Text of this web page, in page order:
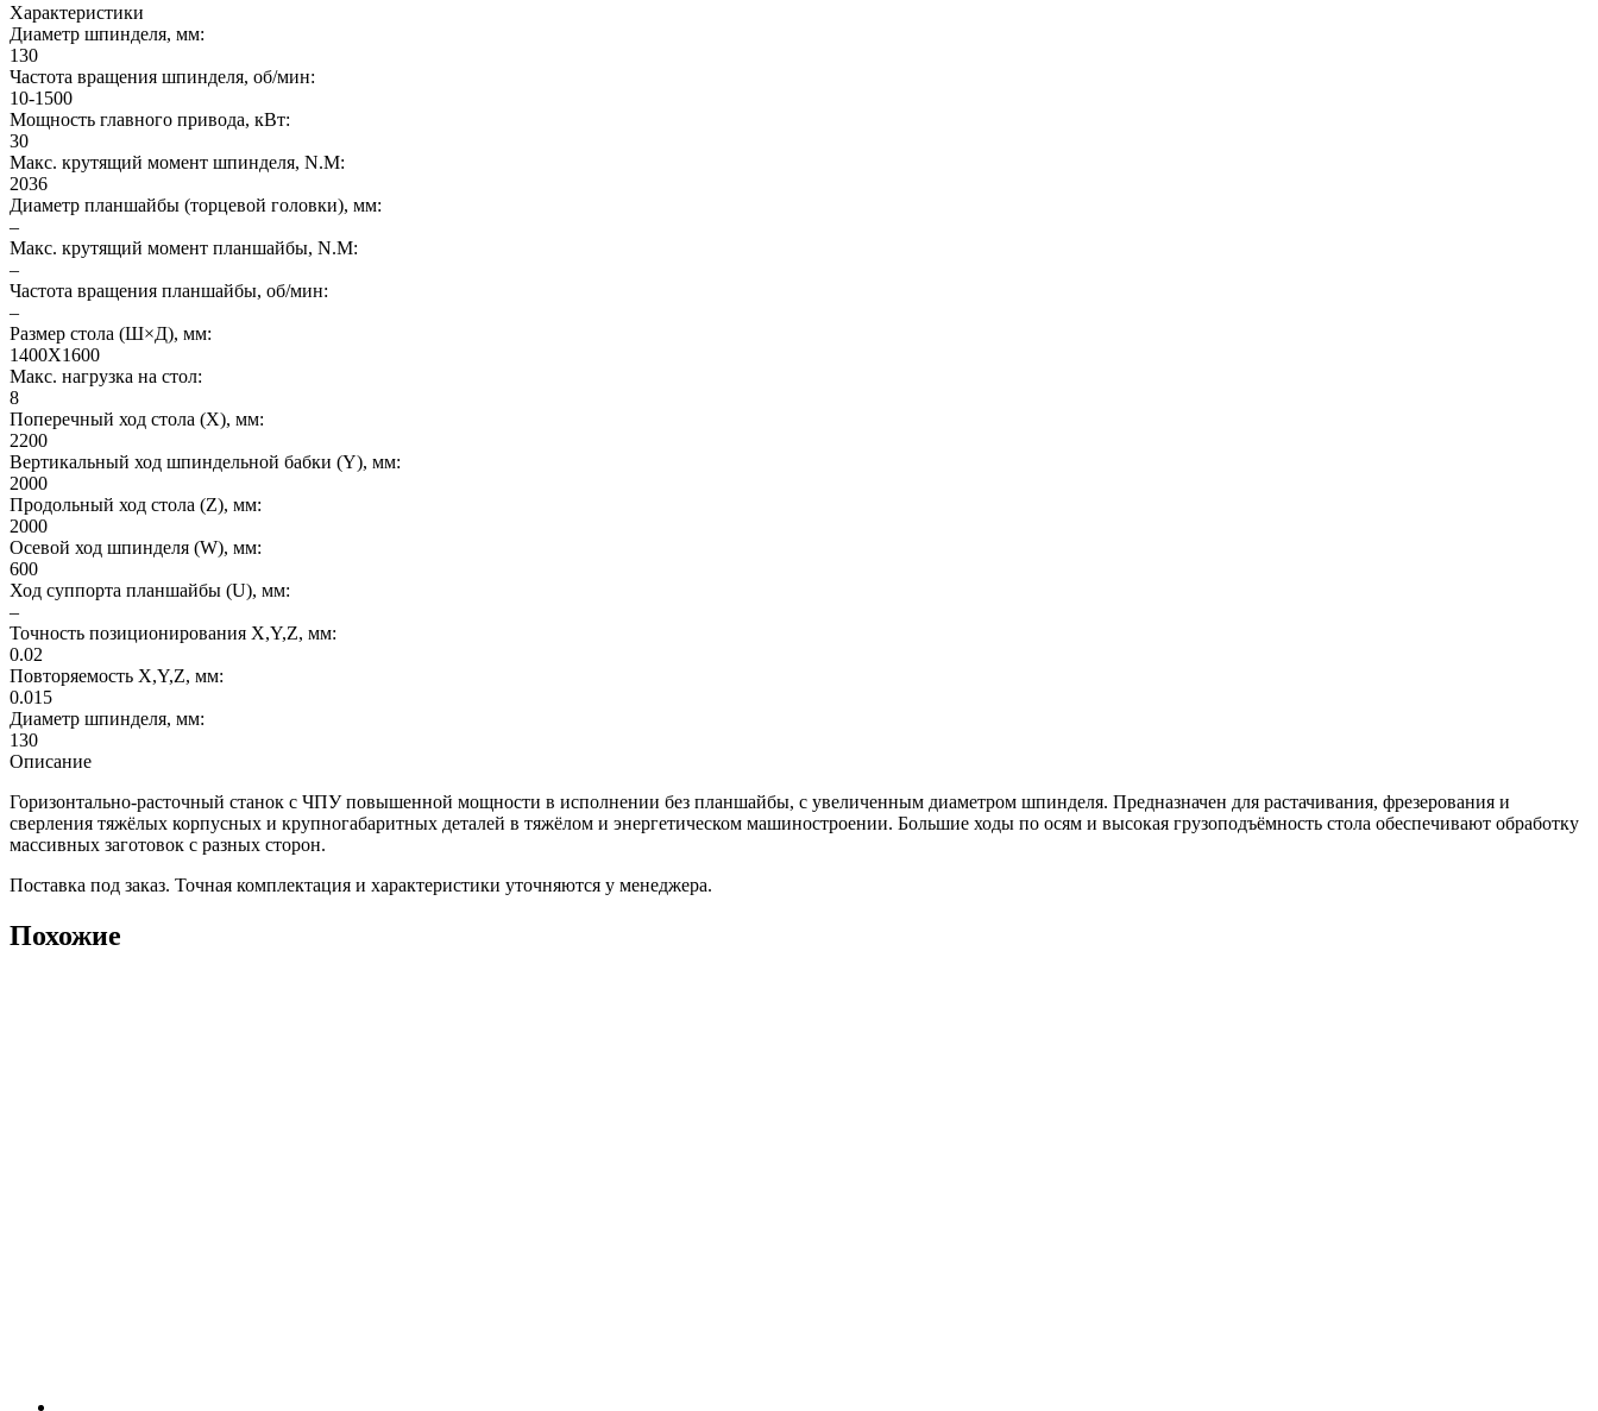
Характеристики
Диаметр шпинделя, мм:
130
Частота вращения шпинделя, об/мин:
10-1500
Мощность главного привода, кВт:
30
Макс. крутящий момент шпинделя, N.M:
2036
Диаметр планшайбы (торцевой головки), мм:
–
Макс. крутящий момент планшайбы, N.M:
–
Частота вращения планшайбы, об/мин:
–
Размер стола (Ш×Д), мм:
1400X1600
Макс. нагрузка на стол:
8
Поперечный ход стола (X), мм:
2200
Вертикальный ход шпиндельной бабки (Y), мм:
2000
Продольный ход стола (Z), мм:
2000
Осевой ход шпинделя (W), мм:
600
Ход суппорта планшайбы (U), мм:
–
Точность позиционирования X,Y,Z, мм:
0.02
Повторяемость X,Y,Z, мм:
0.015
Диаметр шпинделя, мм:
130
Описание
Горизонтально-расточный станок с ЧПУ повышенной мощности в исполнении без планшайбы, с увеличенным диаметром шпинделя. Предназначен для растачивания, фрезерования и
сверления тяжёлых корпусных и крупногабаритных деталей в тяжёлом и энергетическом машиностроении. Большие ходы по осям и высокая грузоподъёмность стола обеспечивают обработку
массивных заготовок с разных сторон.
Поставка под заказ. Точная комплектация и характеристики уточняются у менеджера.
Похожие